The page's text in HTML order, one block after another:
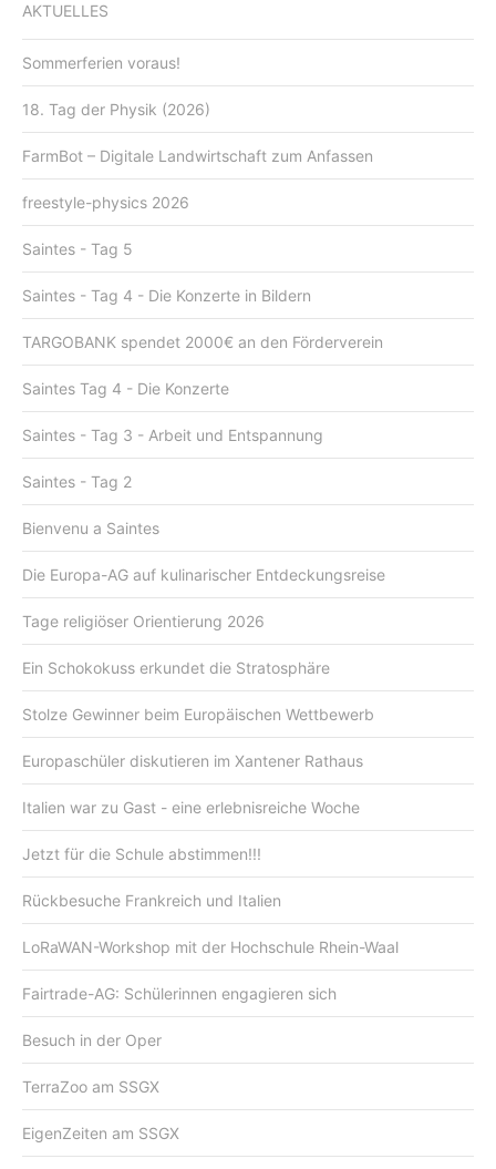
AKTUELLES
Sommerferien voraus!
18. Tag der Physik (2026)
FarmBot – Digitale Landwirtschaft zum Anfassen
freestyle-physics 2026
Saintes - Tag 5
Saintes - Tag 4 - Die Konzerte in Bildern
TARGOBANK spendet 2000€ an den Förderverein
Saintes Tag 4 - Die Konzerte
Saintes - Tag 3 - Arbeit und Entspannung
Saintes - Tag 2
Bienvenu a Saintes
Die Europa-AG auf kulinarischer Entdeckungsreise
Tage religiöser Orientierung 2026
Ein Schokokuss erkundet die Stratosphäre
Stolze Gewinner beim Europäischen Wettbewerb
Europaschüler diskutieren im Xantener Rathaus
Italien war zu Gast - eine erlebnisreiche Woche
Jetzt für die Schule abstimmen!!!
Rückbesuche Frankreich und Italien
LoRaWAN-Workshop mit der Hochschule Rhein-Waal
Fairtrade-AG: Schülerinnen engagieren sich
Besuch in der Oper
TerraZoo am SSGX
EigenZeiten am SSGX